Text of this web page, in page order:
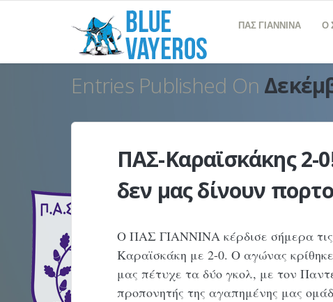
ΠΑΣ ΓΙΑΝΝΙΝΑ Ο
Entries Published On
ΠΑΣ-Καραϊσκάκης 2-
δεν μας δίνουν
Ο ΠΑΣ ΓΙΑΝΝΙΝΑ κέρδισε σήμερα τις
Καραϊσκάκη με 2-0. Ο αγώνας
μας πέτυχε τα δύο γκολ, με τον
προπονητής της αγαπημένης μας